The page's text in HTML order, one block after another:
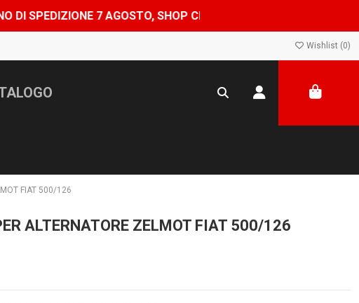
7 AGOSTO, SHOP CHIUSO DAL 8 AL 24 AGOSTO — ORDINI
Wishlist (0)
FIAT 500/126
ALTERNATORE ZELMOT FIAT 500/126